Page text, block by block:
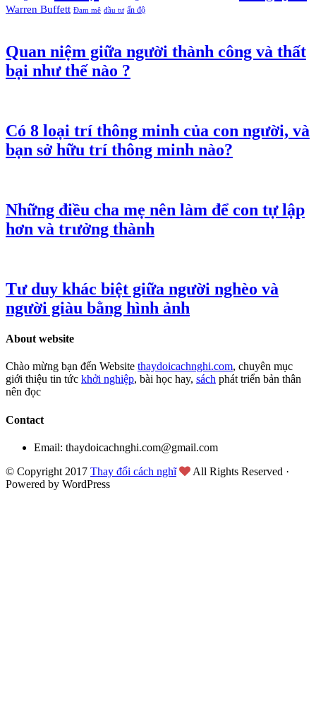
Warren Buffett Đam mê đầu tư ấn độ
Quan niệm giữa người thành công và thất
bại như thế nào ?
Có 8 loại trí thông minh của con người, và
bạn sở hữu trí thông minh nào?
Những điều cha mẹ nên làm để con tự lập
hơn và trưởng thành
Tư duy khác biệt giữa người nghèo và
người giàu bằng hình ảnh
About website
Chào mừng bạn đến Website thaydoicachnghi.com, chuyên mục
giới thiệu tin tức khởi nghiệp, bài học hay, sách phát triển bản thân
nên đọc
Contact
Email: thaydoicachnghi.com@gmail.com
© Copyright 2017 Thay đổi cách nghĩ
All Rights Reserved ·
Powered by WordPress